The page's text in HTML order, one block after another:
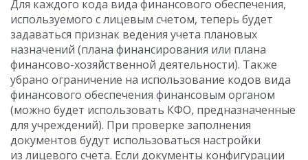
Для каждого кода вида финансового обеспечения,
используемого с лицевым счетом, теперь будет
задаваться признак ведения учета плановых
назначений (плана финансирования или плана
финансово-хозяйственной деятельности). Также
убрано ограничение на использование кодов вида
финансового обеспечения финансовым органом
(можно будет использовать КФО, предназначенные
для учреждений). При проверке заполнения
документов будут использоваться настройки
из лицевого счета. Если документы конфигурации